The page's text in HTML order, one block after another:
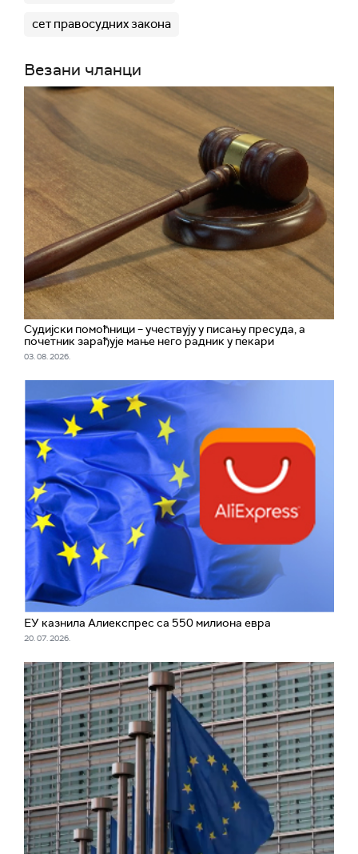
сет правосудних закона
Везани чланци
Судијски помоћници – учествују у писању пресуда, а
почетник зарађује мање него радник у пекари
03. 08. 2026.
ЕУ казнила Алиекспрес са 550 милиона евра
20. 07. 2026.